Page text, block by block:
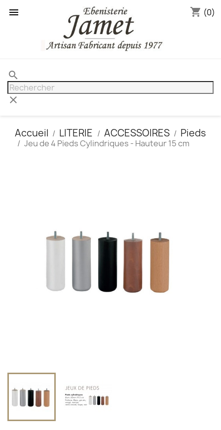
 shopping_cart (0)
search
clear
Accueil LITERIE ACCESSOIRES Pieds
Jeu de 4 Pieds Cylindriques - Hauteur 15 cm